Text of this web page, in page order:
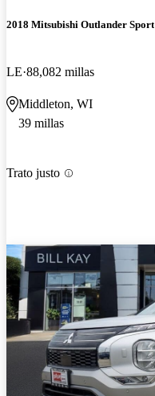
2018 Mitsubishi Outlander Sport
LE 88,082 millas
Middleton, WI
39 millas
Trato justo